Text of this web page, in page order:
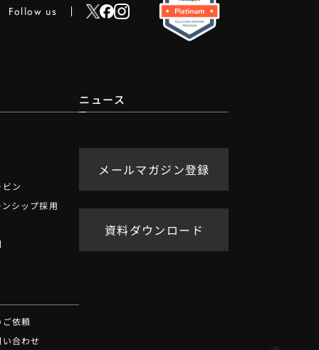
Follow us
ン
シップ採用
依頼
合わせ
ニュース
メールマガジン登録
資料ダウンロード